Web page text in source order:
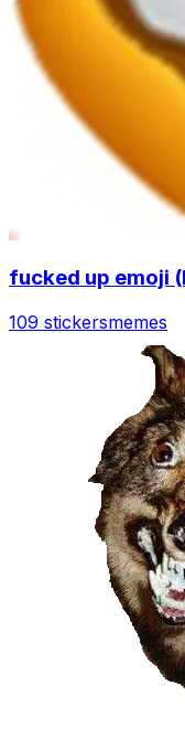
fucked up emoji
109 stickersmemes